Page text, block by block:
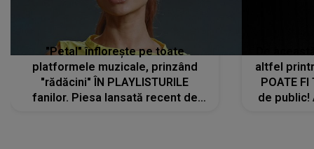
"Petal" înflorește pe toate
platformele muzicale, prinzând
"rădăcini" ÎN PLAYLISTURILE
fanilor. Piesa lansată recent de
altfel
POATE FI
de public!